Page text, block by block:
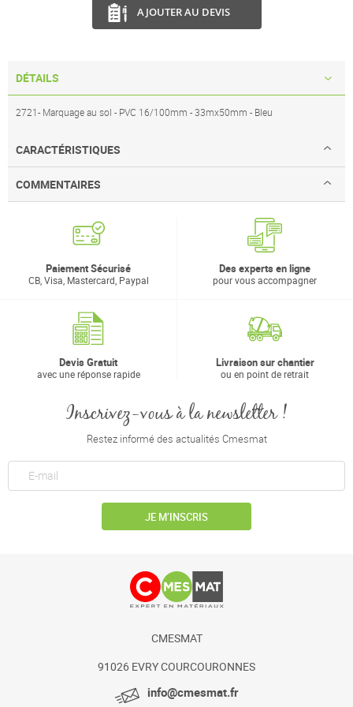
AJOUTER AU DEVIS
DÉTAILS
2721- Marquage au sol - PVC 16/100mm - 33mx50mm - Bleu
CARACTÉRISTIQUES
COMMENTAIRES
Paiement Sécurisé
CB, Visa, Mastercard, Paypal
Des experts en ligne
pour vous accompagner
Devis Gratuit
avec une réponse rapide
Livraison sur chantier
ou en point de retrait
Inscrivez-vous à la newsletter !
Restez informé des actualités Cmesmat
JE M’INSCRIS
CMESMAT
91026 EVRY COURCOURONNES
info@cmesmat.fr